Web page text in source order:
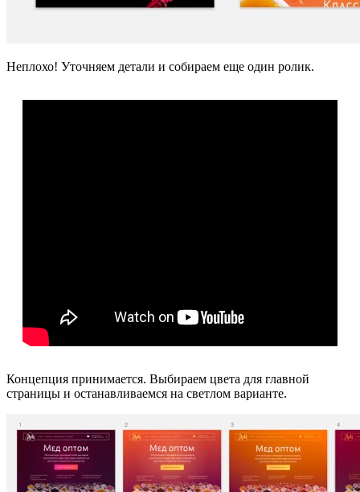
Неплохо! Уточняем детали и собираем еще один ролик.
Концепция принимается. Выбираем цвета для главной
страницы и останавливаемся на светлом варианте.